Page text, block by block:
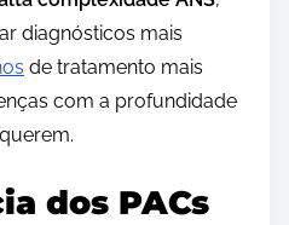
diagnósticos mais
de tratamento mais
com a profundidade
dos PACs